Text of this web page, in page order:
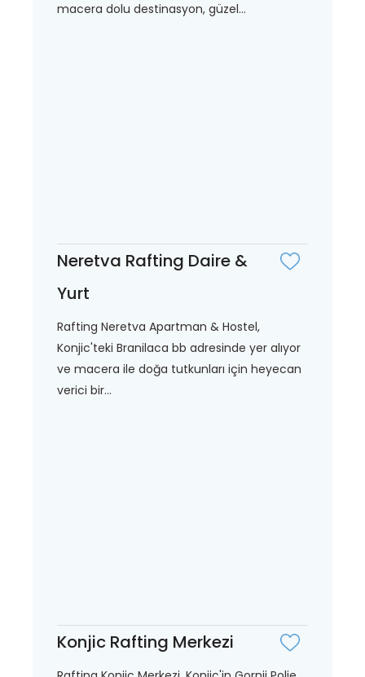
macera dolu destinasyon, güzel...
Neretva Rafting Daire &
Yurt
Rafting Neretva Apartman & Hostel,
Konjic'teki Branilaca bb adresinde yer alıyor
ve macera ile doğa tutkunları için heyecan
verici bir...
Konjic Rafting Merkezi